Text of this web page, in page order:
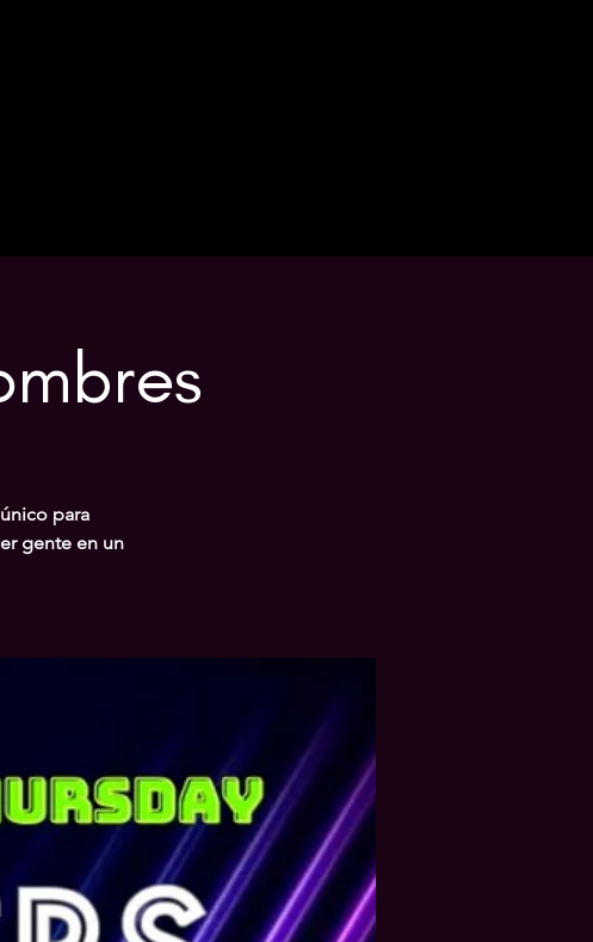
para
gente en un